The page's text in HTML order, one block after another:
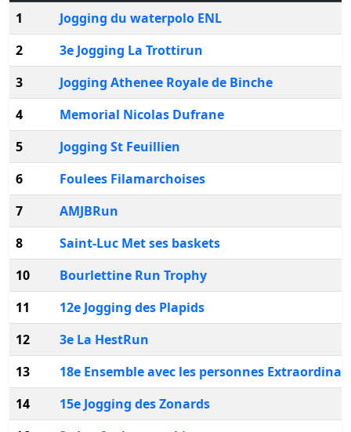
1
Jogging du waterpolo ENL
2
3e Jogging La Trottirun
3
Jogging Athenee Royale de Binche
4
Memorial Nicolas Dufrane
5
Jogging St Feuillien
6
Foulees Filamarchoises
7
AMJBRun
8
Saint-Luc Met ses baskets
10
Bourlettine Run Trophy
11
12e Jogging des Plapids
12
3e La HestRun
13
18e Ensemble avec les personnes
14
15e Jogging des Zonards